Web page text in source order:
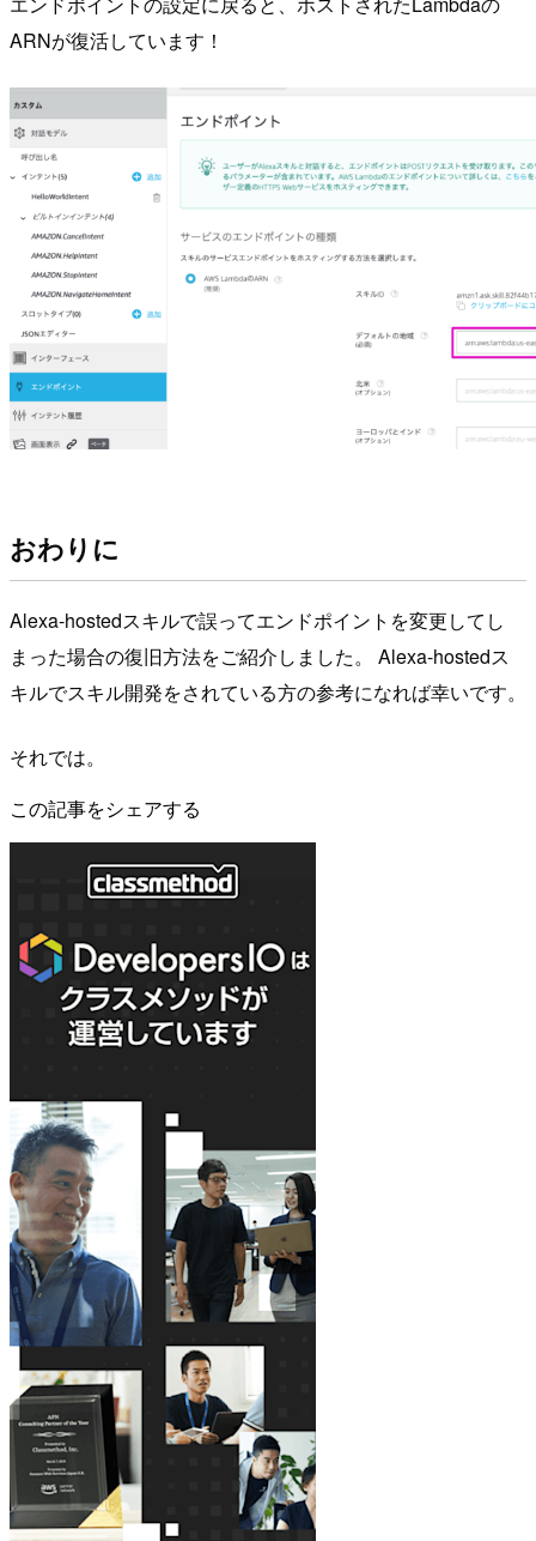
ARNが復活しています！
おわりに
Alexa-hostedスキルで誤ってエンドポイントを変更してし
まった場合の復旧方法をご紹介しました。 Alexa-hostedス
キルでスキル開発をされている方の参考になれば幸いです。
それでは。
この記事をシェアする